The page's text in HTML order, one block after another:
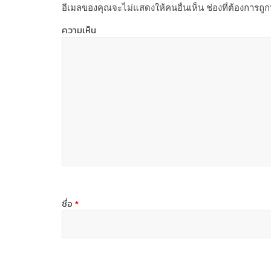
อีเมลของคุณจะไม่แสดงให้คนอื่นเห็น ช่องที่ต้องการถู
ความเห็น
ชื่อ *